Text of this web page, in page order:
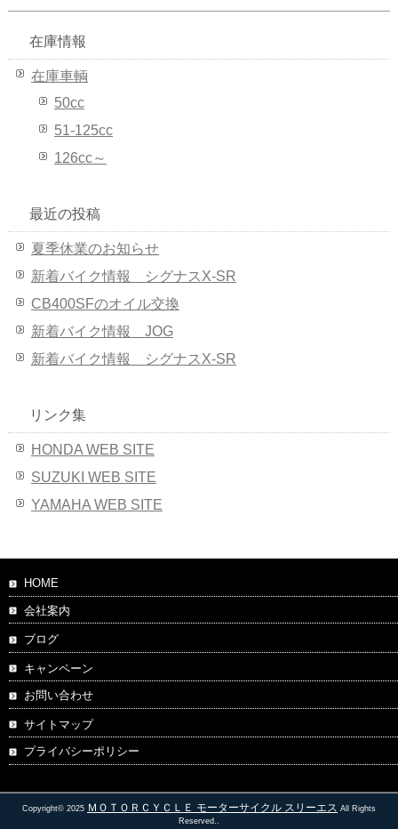
在庫情報
在庫車輌
50cc
51-125cc
126cc～
最近の投稿
夏季休業のお知らせ
新着バイク情報 シグナスX-SR
CB400SFのオイル交換
新着バイク情報 JOG
新着バイク情報 シグナスX-SR
リンク集
HONDA WEB SITE
SUZUKI WEB SITE
YAMAHA WEB SITE
HOME
会社案内
ブログ
キャンペーン
お問い合わせ
サイトマップ
プライバシーポリシー
Copyright© 2025 ＭＯＴＯＲＣＹＣＬＥ モーターサイクル スリーエス All Rights
Reserved..